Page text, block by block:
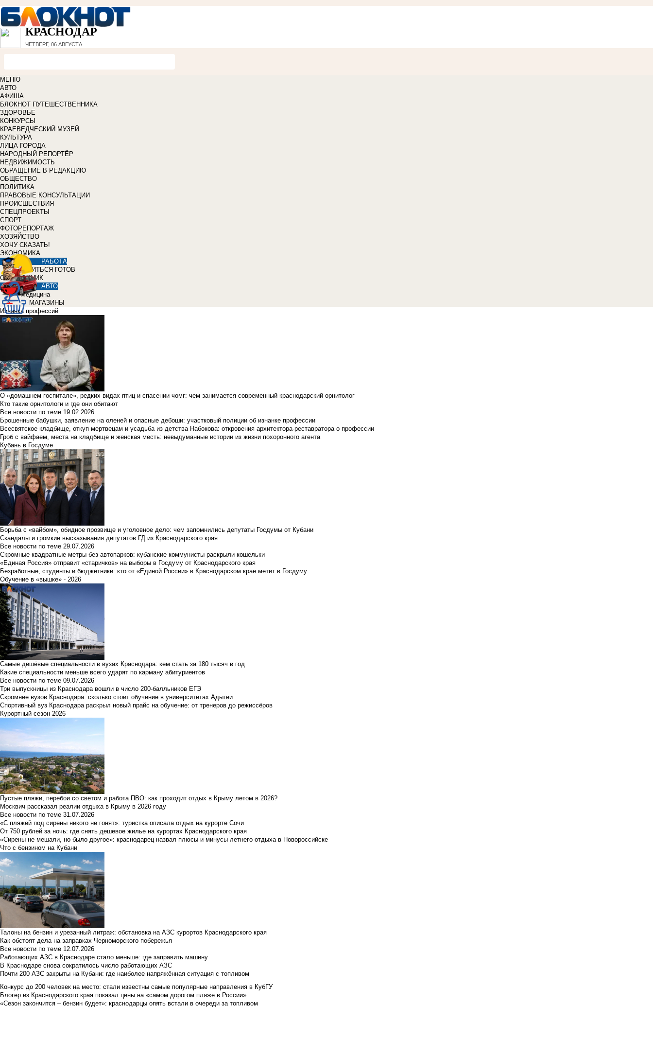
КРАСНОДАР
ЧЕТВЕРГ, 06 АВГУСТА
МЕНЮ
АВТО
АФИША
БЛОКНОТ ПУТЕШЕСТВЕННИКА
ЗДОРОВЬЕ
КОНКУРСЫ
КРАЕВЕДЧЕСКИЙ МУЗЕЙ
КУЛЬТУРА
ЛИЦА ГОРОДА
НАРОДНЫЙ РЕПОРТЁР
НЕДВИЖИМОСТЬ
ОБРАЩЕНИЕ В РЕДАКЦИЮ
ОБЩЕСТВО
ПОЛИТИКА
ПРАВОВЫЕ КОНСУЛЬТАЦИИ
ПРОИСШЕСТВИЯ
СПЕЦПРОЕКТЫ
СПОРТ
ФОТОРЕПОРТАЖ
ХОЗЯЙСТВО
ХОЧУ СКАЗАТЬ!
ЭКОНОМИКА
РАБОТА
УЧИТЬСЯ ГОТОВ
СПРАВОЧНИК
АВТО
Медицина
МАГАЗИНЫ
Изнанка профессий
О «домашнем госпитале», редких видах птиц и спасении чомг: чем занимается современный краснодарский орнитолог
Кто такие орнитологи и где они обитают
Все новости по теме 19.02.2026
Брошенные бабушки, заявление на оленей и опасные дебоши: участковый полиции об изнанке профессии
Всесвятское кладбище, откуп мертвецам и усадьба из детства Набокова: откровения архитектора-реставратора о профессии
Гроб с вайфаем, места на кладбище и женская месть: невыдуманные истории из жизни похоронного агента
Кубань в Госдуме
Борьба с «вайбом», обидное прозвище и уголовное дело: чем запомнились депутаты Госдумы от Кубани
Скандалы и громкие высказывания депутатов ГД из Краснодарского края
Все новости по теме 29.07.2026
Скромные квадратные метры без автопарков: кубанские коммунисты раскрыли кошельки
«Единая Россия» отправит «старичков» на выборы в Госдуму от Краснодарского края
Безработные, студенты и бюджетники: кто от «Единой России» в Краснодарском крае метит в Госдуму
Обучение в «вышке» - 2026
Самые дешёвые специальности в вузах Краснодара: кем стать за 180 тысяч в год
Какие специальности меньше всего ударят по карману абитуриентов
Все новости по теме 09.07.2026
Три выпускницы из Краснодара вошли в число 200-балльников ЕГЭ
Скромнее вузов Краснодара: сколько стоит обучение в университетах Адыгеи
Спортивный вуз Краснодара раскрыл новый прайс на обучение: от тренеров до режиссёров
Курортный сезон 2026
Пустые пляжи, перебои со светом и работа ПВО: как проходит отдых в Крыму летом в 2026?
Москвич рассказал реалии отдыха в Крыму в 2026 году
Все новости по теме 31.07.2026
«С пляжей под сирены никого не гонят»: туристка описала отдых на курорте Сочи
От 750 рублей за ночь: где снять дешевое жилье на курортах Краснодарского края
«Сирены не мешали, но было другое»: краснодарец назвал плюсы и минусы летнего отдыха в Новороссийске
Что с бензином на Кубани
Талоны на бензин и урезанный литраж: обстановка на АЗС курортов Краснодарского края
Как обстоят дела на заправках Черноморского побережья
Все новости по теме 12.07.2026
Работающих АЗС в Краснодаре стало меньше: где заправить машину
В Краснодаре снова сократилось число работающих АЗС
Почти 200 АЗС закрыты на Кубани: где наиболее напряжённая ситуация с топливом
Конкурс до 200 человек на место: стали известны самые популярные направления в КубГУ
Блогер из Краснодарского края показал цены на «самом дорогом пляже в России»
«Сезон закончится – бензин будет»: краснодарцы опять встали в очереди за топливом